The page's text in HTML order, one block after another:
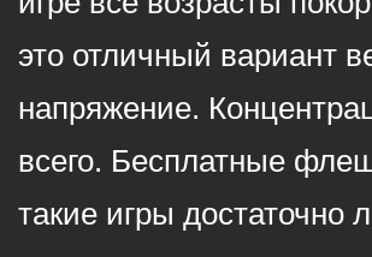
это отличный вариант
напряжение.
всего. Бесплатные
такие игры